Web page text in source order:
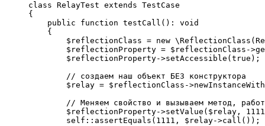
class RelayTest extends TestCase
{
    public function testCall(): void
    {
$reflectionClass = new
$reflectionProperty = $reflectionClass-
        $reflectionProperty->setAccessible(true);
        // создаем наш объект БЕЗ конструктора
$relay = $reflectionClass-
// Меняем свойство и вызываем метод,
$reflectionProperty->setValue($relay,
        self::assertEquals(1111, $relay->call());